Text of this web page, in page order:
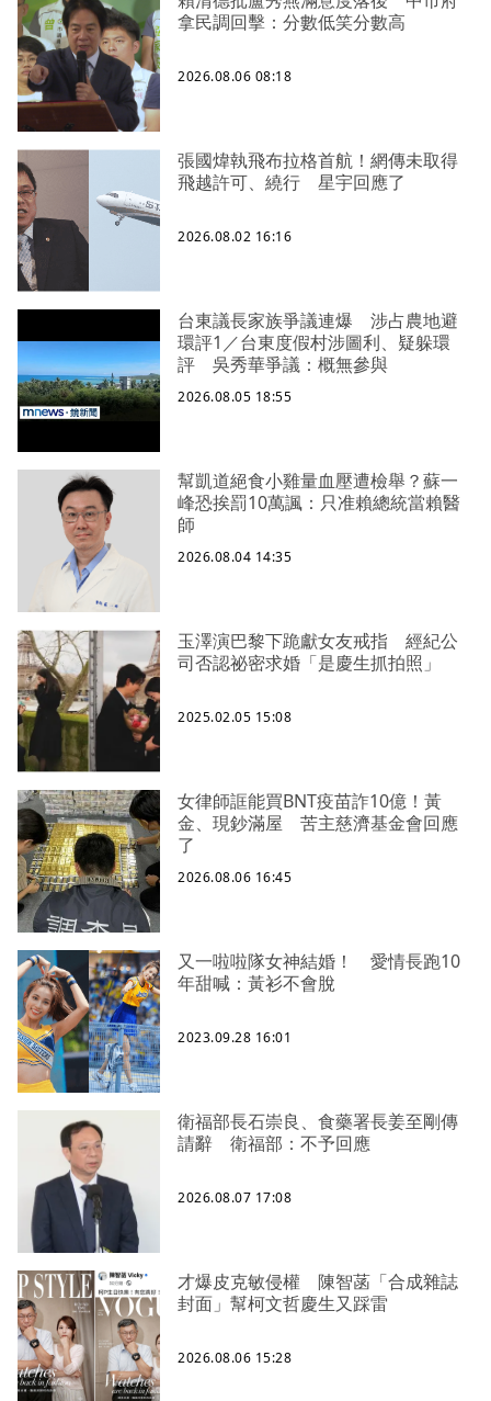
拿民調回擊：分數低笑分數高
2026.08.06 08:18
張國煒執飛布拉格首航！網傳未取得
飛越許可、繞行 星宇回應了
2026.08.02 16:16
台東議長家族爭議連爆 涉占農地避
環評1／台東度假村涉圖利、疑躲環
評 吳秀華爭議：概無參與
2026.08.05 18:55
幫凱道絕食小雞量血壓遭檢舉？蘇一
峰恐挨罰10萬諷：只准賴總統當賴醫
師
2026.08.04 14:35
玉澤演巴黎下跪獻女友戒指 經紀公
司否認祕密求婚「是慶生抓拍照」
2025.02.05 15:08
女律師誆能買BNT疫苗詐10億！黃
金、現鈔滿屋 苦主慈濟基金會回應
了
2026.08.06 16:45
又一啦啦隊女神結婚！ 愛情長跑10
年甜喊：黃衫不會脫
2023.09.28 16:01
衛福部長石崇良、食藥署長姜至剛傳
請辭 衛福部：不予回應
2026.08.07 17:08
才爆皮克敏侵權 陳智菡「合成雜誌
封面」幫柯文哲慶生又踩雷
2026.08.06 15:28